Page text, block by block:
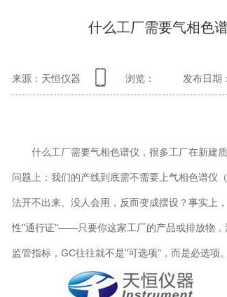
什么工厂需要气相色
来源：天恒仪器 浏览： 发布日期
什么工厂需要气相色谱仪，很多工厂在新建质
问题上：我们的产线到底需不需要上气相色谱仪
法开不出来、没人会用，反而变成摆设？事实上
性"通行证"——只要你这家工厂的产品或排放物，
监管指标，GC往往就不是"可选项"，而是必选项。